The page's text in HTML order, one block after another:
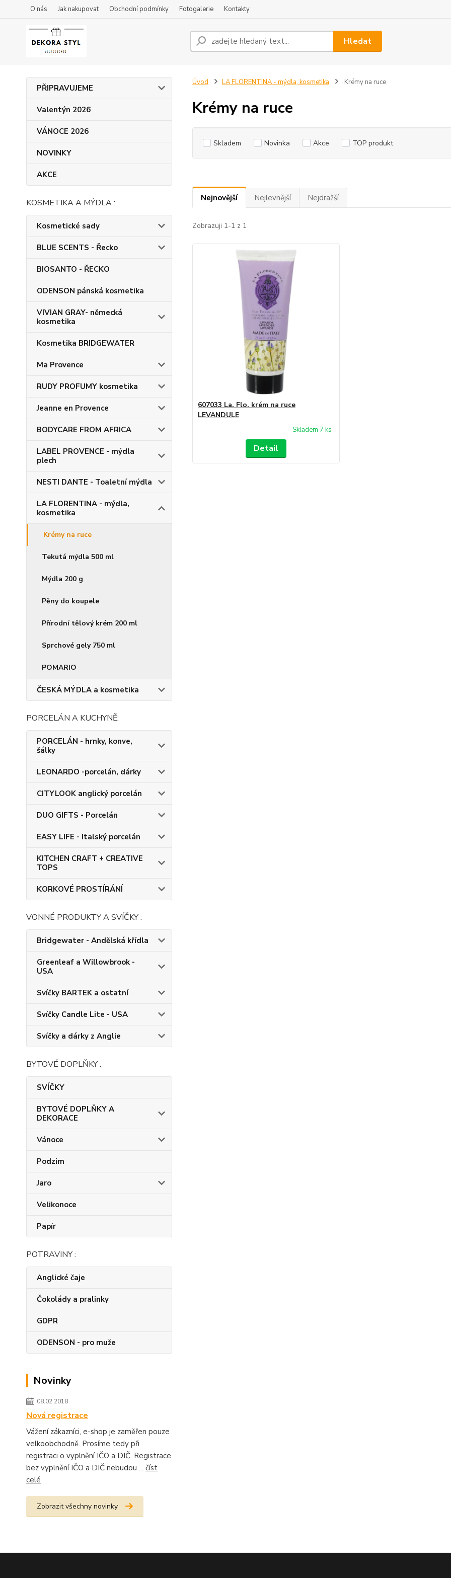
O nás Jak nakupovat Obchodní podmínky Fotogalerie Kontakty
Hledat
PŘIPRAVUJEME
Valentýn 2026
VÁNOCE 2026
NOVINKY
AKCE
KOSMETIKA A MÝDLA :
Kosmetické sady
BLUE SCENTS - Řecko
BIOSANTO - ŘECKO
ODENSON pánská kosmetika
VIVIAN GRAY- německá
kosmetika
Kosmetika BRIDGEWATER
Ma Provence
RUDY PROFUMY kosmetika
Jeanne en Provence
BODYCARE FROM AFRICA
LABEL PROVENCE - mýdla
plech
NESTI DANTE - Toaletní mýdla
LA FLORENTINA - mýdla,
kosmetika
Krémy na ruce
Tekutá mýdla 500 ml
Mýdla 200 g
Pěny do koupele
Přírodní tělový krém 200 ml
Sprchové gely 750 ml
POMARIO
ČESKÁ MÝDLA a kosmetika
PORCELÁN A KUCHYNĚ:
PORCELÁN - hrnky, konve,
šálky
LEONARDO -porcelán, dárky
CITYLOOK anglický porcelán
DUO GIFTS - Porcelán
EASY LIFE - Italský porcelán
KITCHEN CRAFT + CREATIVE
TOPS
KORKOVÉ PROSTÍRÁNÍ
VONNÉ PRODUKTY A SVÍČKY :
Bridgewater - Andělská křídla
Greenleaf a Willowbrook -
USA
Svíčky BARTEK a ostatní
Svíčky Candle Lite - USA
Svíčky a dárky z Anglie
BYTOVÉ DOPLŇKY :
SVÍČKY
BYTOVÉ DOPLŇKY A
DEKORACE
Vánoce
Podzim
Jaro
Velikonoce
Papír
POTRAVINY :
Anglické čaje
Čokolády a pralinky
GDPR
ODENSON - pro muže
Novinky
08.02.2018
Nová registrace
Vážení zákazníci, e-shop je zaměřen pouze
velkoobchodně. Prosíme tedy při
registraci o vyplnění IČO a DIČ. Registrace
bez vyplnění IČO a DIČ nebudou ... číst
celé
Zobrazit všechny novinky
Úvod LA FLORENTINA - mýdla, kosmetika Krémy na ruce
Krémy na ruce
Skladem Novinka Akce TOP produkt
Nejnovější Nejlevnější Nejdražší
Zobrazuji 1-1 z 1
607033 La. Flo. krém na ruce
LEVANDULE
Skladem 7 ks
Detail